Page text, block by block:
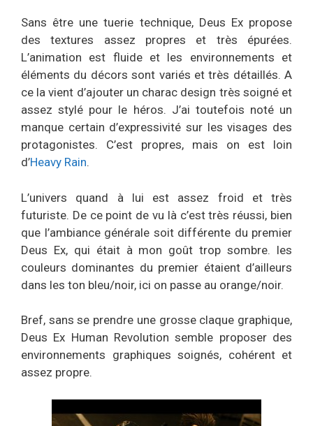
Sans être une tuerie technique, Deus Ex propose
des textures assez propres et très épurées.
L’animation est fluide et les environnements et
éléments du décors sont variés et très détaillés. A
ce la vient d’ajouter un charac design très soigné et
assez stylé pour le héros. J’ai toutefois noté un
manque certain d’expressivité sur les visages des
protagonistes. C’est propres, mais on est loin
d’Heavy Rain.
L’univers quand à lui est assez froid et très
futuriste. De ce point de vu là c’est très réussi, bien
que l’ambiance générale soit différente du premier
Deus Ex, qui était à mon goût trop sombre. les
couleurs dominantes du premier étaient d’ailleurs
dans les ton bleu/noir, ici on passe au orange/noir.
Bref, sans se prendre une grosse claque graphique,
Deus Ex Human Revolution semble proposer des
environnements graphiques soignés, cohérent et
assez propre.